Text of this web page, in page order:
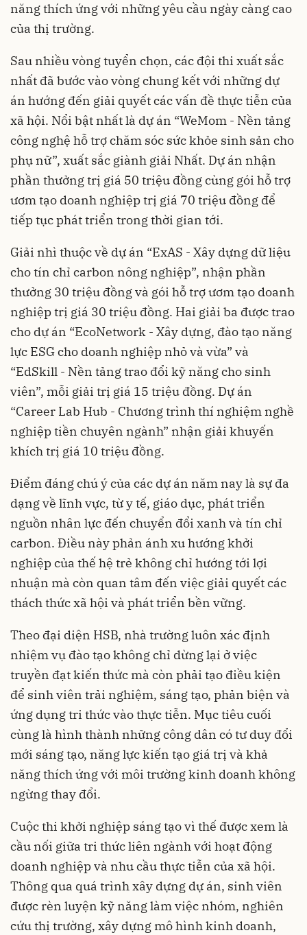
năng thích ứng với những yêu cầu ngày càng cao
của thị trường.
Sau nhiều vòng tuyển chọn, các đội thi xuất sắc
nhất đã bước vào vòng chung kết với những dự
án hướng đến giải quyết các vấn đề thực tiễn của
xã hội. Nổi bật nhất là dự án “WeMom - Nền tảng
công nghệ hỗ trợ chăm sóc sức khỏe sinh sản cho
phụ nữ”, xuất sắc giành giải Nhất. Dự án nhận
phần thưởng trị giá 50 triệu đồng cùng gói hỗ trợ
ươm tạo doanh nghiệp trị giá 70 triệu đồng để
tiếp tục phát triển trong thời gian tới.
Giải nhì thuộc về dự án “ExAS - Xây dựng dữ liệu
cho tín chỉ carbon nông nghiệp”, nhận phần
thưởng 30 triệu đồng và gói hỗ trợ ươm tạo doanh
nghiệp trị giá 30 triệu đồng. Hai giải ba được trao
cho dự án “EcoNetwork - Xây dựng, đào tạo năng
lực ESG cho doanh nghiệp nhỏ và vừa” và
“EdSkill - Nền tảng trao đổi kỹ năng cho sinh
viên”, mỗi giải trị giá 15 triệu đồng. Dự án
“Career Lab Hub - Chương trình thí nghiệm nghề
nghiệp tiền chuyên ngành” nhận giải khuyến
khích trị giá 10 triệu đồng.
Điểm đáng chú ý của các dự án năm nay là sự đa
dạng về lĩnh vực, từ y tế, giáo dục, phát triển
nguồn nhân lực đến chuyển đổi xanh và tín chỉ
carbon. Điều này phản ánh xu hướng khởi
nghiệp của thế hệ trẻ không chỉ hướng tới lợi
nhuận mà còn quan tâm đến việc giải quyết các
thách thức xã hội và phát triển bền vững.
Theo đại diện HSB, nhà trường luôn xác định
nhiệm vụ đào tạo không chỉ dừng lại ở việc
truyền đạt kiến thức mà còn phải tạo điều kiện
để sinh viên trải nghiệm, sáng tạo, phản biện và
ứng dụng tri thức vào thực tiễn. Mục tiêu cuối
cùng là hình thành những công dân có tư duy đổi
mới sáng tạo, năng lực kiến tạo giá trị và khả
năng thích ứng với môi trường kinh doanh không
ngừng thay đổi.
Cuộc thi khởi nghiệp sáng tạo vì thế được xem là
cầu nối giữa tri thức liên ngành với hoạt động
doanh nghiệp và nhu cầu thực tiễn của xã hội.
Thông qua quá trình xây dựng dự án, sinh viên
được rèn luyện kỹ năng làm việc nhóm, nghiên
cứu thị trường, xây dựng mô hình kinh doanh,